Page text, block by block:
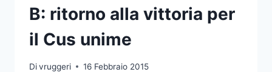
B: ritorno alla vittoria per
il Cus unime
Divruggeri 16 Febbraio 2015